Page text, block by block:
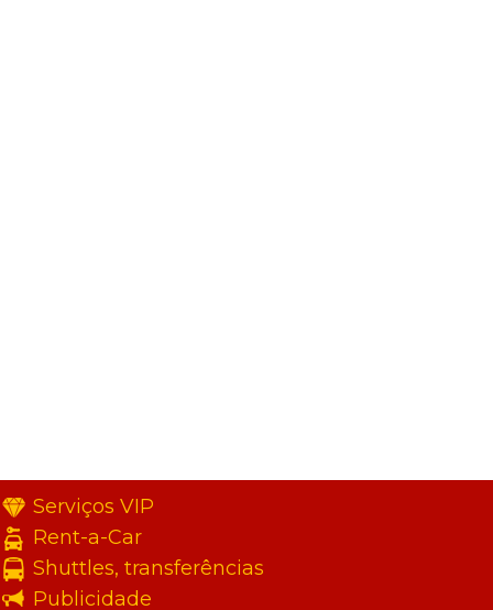
Serviços VIP
Rent-a-Car
Shuttles, transferências
Publicidade